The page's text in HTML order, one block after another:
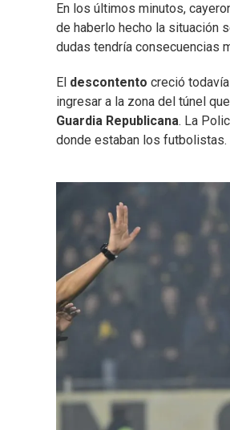
En los últimos minutos,
de haberlo hecho la situación
dudas tendría consecuencias
El descontento creció
ingresar a la zona del túnel
Guardia Republicana. La
donde estaban los futbolistas.